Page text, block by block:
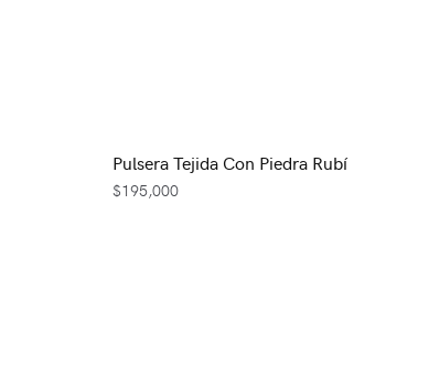
Pulsera Tejida Con Piedra Rubí
$195,000